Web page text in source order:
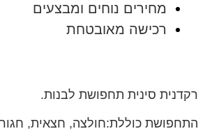
מחירים נוחים ומבצעים
רכישה מאובטחת
רקדנית סינית תחפושת לבנות.
התחפושת כוללת:חולצה, חצאית,